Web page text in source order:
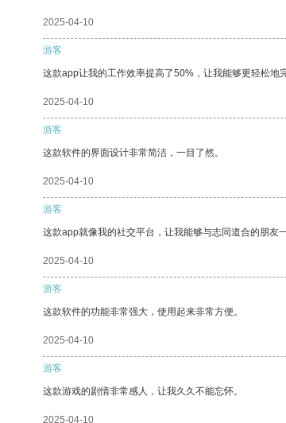
2025-04-10
游客
这款app让我的工作效率提高了50%，让我能够更轻松地
2025-04-10
游客
这款软件的界面设计非常简洁，一目了然。
2025-04-10
游客
这款app就像我的社交平台，让我能够与志同道合的朋友一
2025-04-10
游客
这款软件的功能非常强大，使用起来非常方便。
2025-04-10
游客
这款游戏的剧情非常感人，让我久久不能忘怀。
2025-04-10